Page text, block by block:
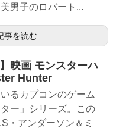
男子のロバート...
事を読む
映画 モンスターハ
Hunter
るカプコンのゲーム
ター」シリーズ。この
・アンダーソン＆ミ